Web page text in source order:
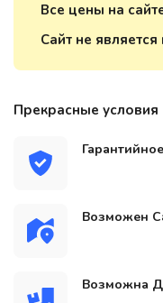
Все цены на
Сайт не
Прекрасные условия
Возможен
Возможна